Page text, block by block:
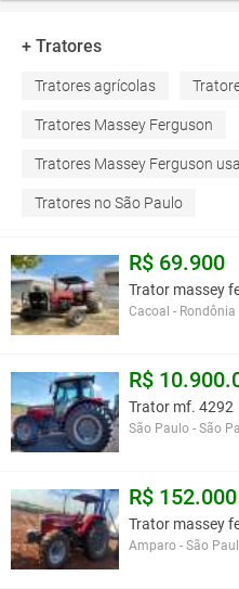
+ Tratores
Tratores agrícolas
Tratores Massey Ferguson
Tratores Massey Ferguson
Tratores no São Paulo
R$ 69.900
Trator massey
Cacoal - Rondônia
R$
Trator mf. 4292
São Paulo - São
R$ 152.000
Trator massey
Amparo - São